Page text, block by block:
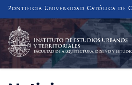
Pontificia Universidad Católica de
INSTITUTO DE
Y TERRITORIALES
FACULTAD DE ARQUITECTURA,